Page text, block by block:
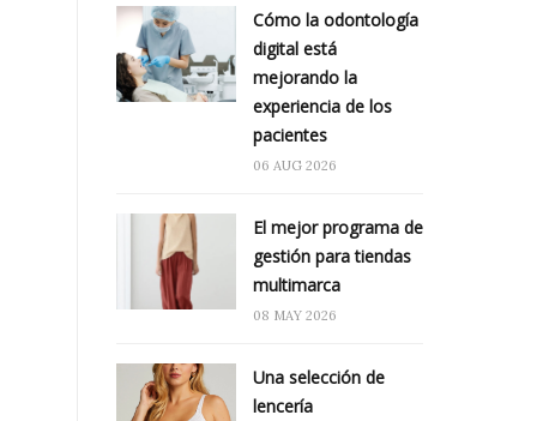
Cómo la odontología
digital está
mejorando la
experiencia de los
pacientes
06 AUG 2026
El mejor programa de
gestión para tiendas
multimarca
08 MAY 2026
Una selección de
lencería